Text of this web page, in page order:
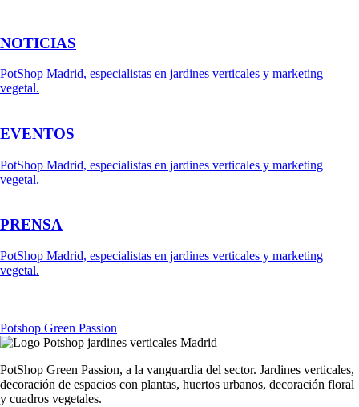
NOTICIAS
PotShop Madrid, especialistas en jardines verticales y marketing
vegetal.
EVENTOS
PotShop Madrid, especialistas en jardines verticales y marketing
vegetal.
PRENSA
PotShop Madrid, especialistas en jardines verticales y marketing
vegetal.
Potshop Green Passion
PotShop Green Passion, a la vanguardia del sector. Jardines verticales,
decoración de espacios con plantas, huertos urbanos, decoración floral
y cuadros vegetales.